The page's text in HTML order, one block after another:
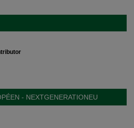
- NEXTGENERATIONEU